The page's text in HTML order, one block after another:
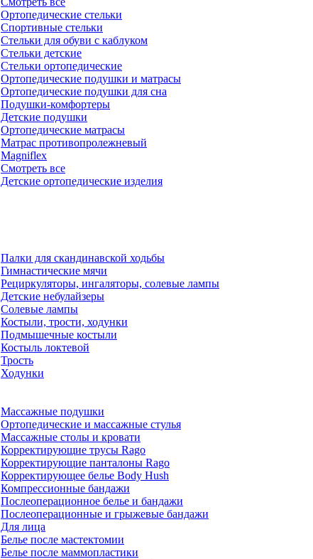
Ортопедические стельки
Спортивные стельки
Стельки для обуви с каблуком
Стельки детские
Стельки ортопедические
Ортопедические подушки и матрасы
Ортопедические подушки для сна
Подушки-комфортеры
Детские подушки
Ортопедические матрасы
Матрас противопролежневый
Magniflex
Смотреть все
Детские ортопедические изделия
Палки для скандинавской ходьбы
Гимнастические мячи
Рециркуляторы, ингаляторы, солевые лампы
Детские небулайзеры
Солевые лампы
Костыли, трости, ходунки
Подмышечные костыли
Костыль локтевой
Трость
Ходунки
Массажные подушки
Ортопедические и массажные стулья
Массажные столы и кровати
Корректирующие трусы Rago
Корректирующие панталоны Rago
Корректирующее белье Body Hush
Компрессионные бандажи
Послеоперационное белье и бандажи
Послеоперационные и грыжевые бандажи
Для лица
Белье после мастектомии
Белье после маммопластики